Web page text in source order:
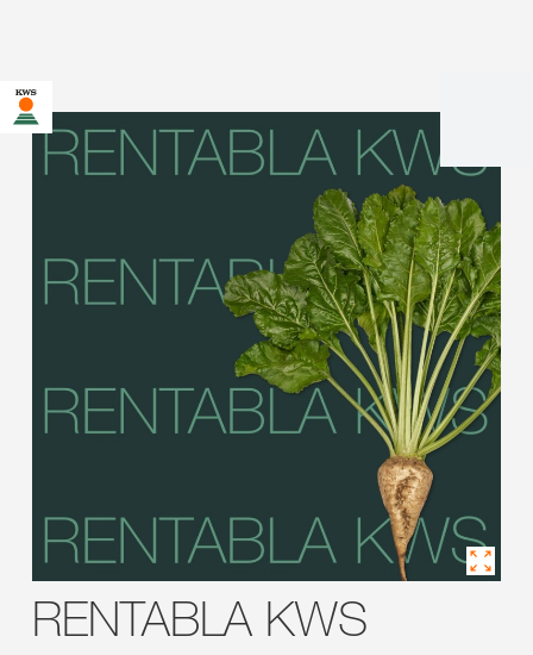
U bent op de KWS-website voor Nederland. Er bestaat een
alternatieve webpagina in uw land voor deze pagina:
Wilt u nu veranderen?
DEZE KEER NIET
VERANDEREN
NIET MEER
VRAGEN
RENTABLA KWS